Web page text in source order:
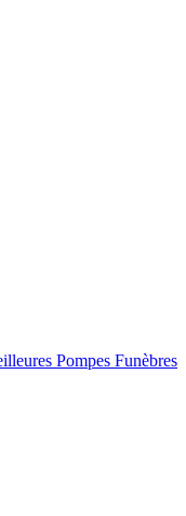
Pompes Funèbres